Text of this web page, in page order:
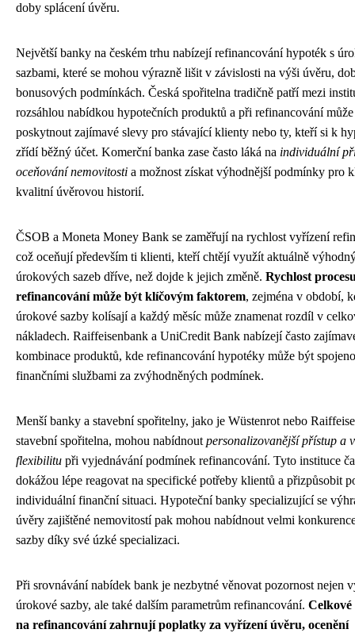
doby splácení úvěru.
Největší banky na českém trhu nabízejí refinancování hypoték s
sazbami, které se mohou výrazně lišit v závislosti na výši úvěru,
bonusových podmínkách. Česká spořitelna tradičně patří mezi
rozsáhlou nabídkou hypotečních produktů a při refinancování může
poskytnout zajímavé slevy pro stávající klienty nebo ty, kteří si k
zřídí běžný účet. Komerční banka zase často láká na individuální
oceňování nemovitosti a možnost získat výhodnější podmínky pro
kvalitní úvěrovou historií.
ČSOB a Moneta Money Bank se zaměřují na rychlost vyřízení
což oceňují především ti klienti, kteří chtějí využít aktuálně
úrokových sazeb dříve, než dojde k jejich změně. Rychlost
refinancování může být klíčovým faktorem, zejména v období,
úrokové sazby kolísají a každý měsíc může znamenat rozdíl v
nákladech. Raiffeisenbank a UniCredit Bank nabízejí často
kombinace produktů, kde refinancování hypotéky může být
finančními službami za zvýhodněných podmínek.
Menší banky a stavební spořitelny, jako je Wüstenrot nebo
stavební spořitelna, mohou nabídnout personalizovanější přístup a
flexibilitu při vyjednávání podmínek refinancování. Tyto instituce
dokážou lépe reagovat na specifické potřeby klientů a přizpůsobit
individuální finanční situaci. Hypoteční banky specializující se
úvěry zajištěné nemovitostí pak mohou nabídnout velmi
sazby díky své úzké specializaci.
Při srovnávání nabídek bank je nezbytné věnovat pozornost nejen
úrokové sazby, ale také dalším parametrům refinancování.
na refinancování zahrnují poplatky za vyřízení úvěru, ocenění